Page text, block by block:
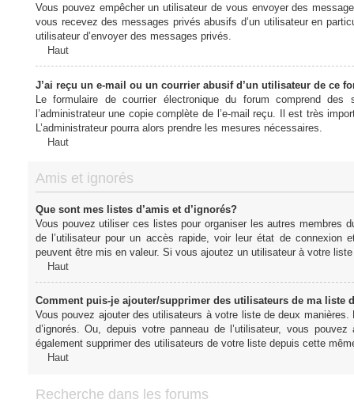
Vous pouvez empêcher un utilisateur de vous envoyer des
vous recevez des messages privés abusifs d’un utilisateur en
utilisateur d’envoyer des messages privés.
Haut
J’ai reçu un e-mail ou un courrier abusif d’un utilisateur de ce
Le formulaire de courrier électronique du forum comprend
l’administrateur une copie complète de l’e-mail reçu. Il est très
L’administrateur pourra alors prendre les mesures nécessaires.
Haut
Amis et ignorés
Que sont mes listes d’amis et d’ignorés?
Vous pouvez utiliser ces listes pour organiser les autres membres
de l’utilisateur pour un accès rapide, voir leur état de connexion
peuvent être mis en valeur. Si vous ajoutez un utilisateur à votre
Haut
Comment puis-je ajouter/supprimer des utilisateurs de ma liste
Vous pouvez ajouter des utilisateurs à votre liste de deux
d’ignorés. Ou, depuis votre panneau de l’utilisateur, vous
également supprimer des utilisateurs de votre liste depuis cette
Haut
Recherche dans les forums